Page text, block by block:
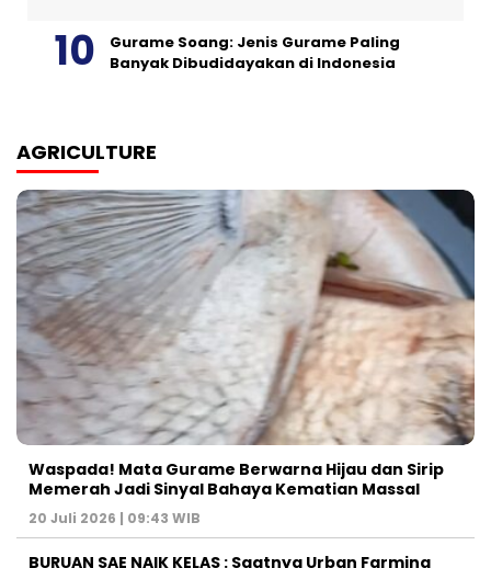
Gurame Soang: Jenis Gurame Paling
Banyak Dibudidayakan di Indonesia
AGRICULTURE
Waspada! Mata Gurame Berwarna Hijau dan Sirip
Memerah Jadi Sinyal Bahaya Kematian Massal
20 Juli 2026 | 09:43 WIB
BURUAN SAE NAIK KELAS : Saatnya Urban Farming